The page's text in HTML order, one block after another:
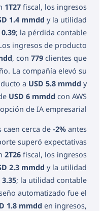
1T27 fiscal, los ingresos
1.4 mmdd y la utilidad
0.39; la pérdida contable
ingresos de producto
, con779 clientes que
La compañía elevó su
a USD 5.8 mmdd y
USD 6 mmdd con AWS
de IA empresarial.
caen cerca de-2% antes
superó expectativas
2T26 fiscal, los ingresos
2.3 mmdd y la utilidad
3.35; la utilidad contable
automatizado fue el
1.8 mmdd en ingresos,